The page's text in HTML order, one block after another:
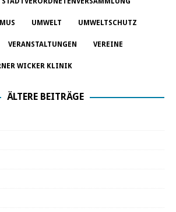
UMWELT UMWELTSCHUTZ
VERANSTALTUNGEN VEREINE
WICKER KLINIK
ÄLTERE BEITRÄGE